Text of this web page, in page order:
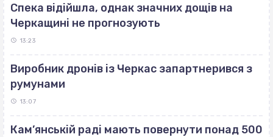
Спека відійшла, однак значних дощів на
Черкащині не прогнозують
13:23
Виробник дронів із Черкас запартнерився з
румунами
13:07
Кам’янській раді мають повернути понад 500